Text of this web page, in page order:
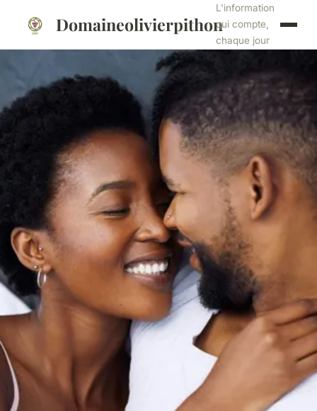
Domaineolivierpithon
L'information
qui compte,
chaque jour